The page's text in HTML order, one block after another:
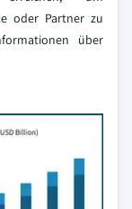
oder Partner zu
über